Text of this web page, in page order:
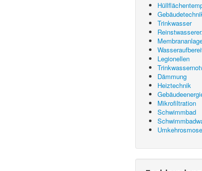
Trinkwasser
Legionellen
Dämmung
Heiztechnik
Mikrofiltration
Schwimmbad
Umkehrosmose